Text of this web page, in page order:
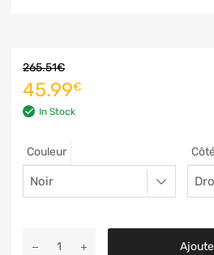
265.51€
45.99€
In Stock
Couleur Côté